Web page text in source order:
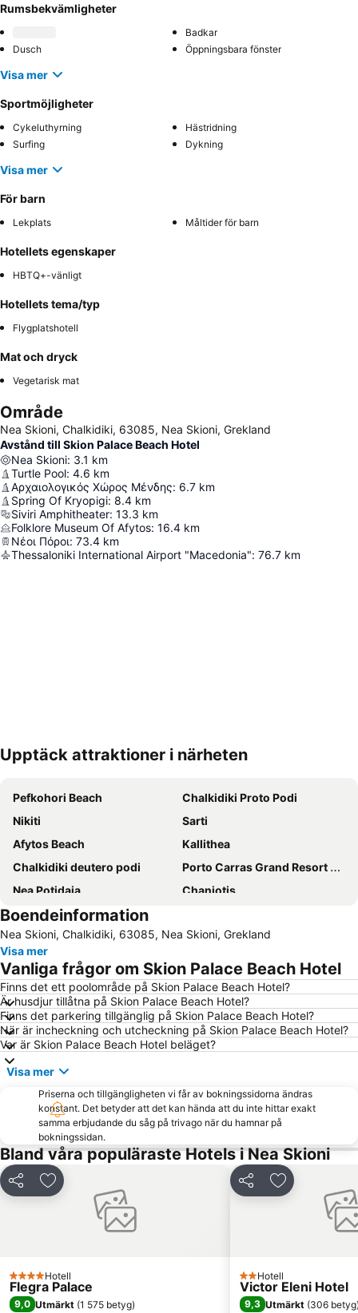
Rumsbekvämligheter
Badkar
Dusch
Öppningsbara fönster
Visa mer
Sportmöjligheter
Cykeluthyrning
Hästridning
Surfing
Dykning
Visa mer
För barn
Lekplats Måltider för barn
Hotellets egenskaper
HBTQ+-vänligt
Hotellets tema/typ
Flygplatshotell
Mat och dryck
Vegetarisk mat
Område
Nea Skioni, Chalkidiki, 63085, Nea Skioni, Grekland
Avstånd till Skion Palace Beach Hotel
Nea Skioni: 3.1 km
Turtle Pool: 4.6 km
Αρχαιολογικός Χώρος Μένδης: 6.7 km
Spring Of Kryopigi: 8.4 km
Siviri Amphitheater: 13.3 km
Folklore Museum Of Afytos: 16.4 km
Νέοι Πόροι: 73.4 km
Thessaloniki International Airport "Macedonia": 76.7 km
Förstora kartan
Upptäck attraktioner i närheten
Pefkohori Beach
Chalkidiki Proto Podi
Nikiti
Sarti
Afytos Beach
Kallithea
Chalkidiki deutero podi
Porto Carras Grand Resort Golf Club
Nea Potidaia
Chaniotis
Polychrono beach
Siviri
Afytos
Kalogria Beach
Possidi
Lagomandra
Zeus
Neos Marmaras
Paradisos
Karidi
Haniotis Melathron
Kriopigi
Traditional Settlement of Nikiti
Nea Plagia
Porto Karras 1
Marina Porto Carras
Gerakini
Panagia Vourvourou
Elani
Porto Karras 2
Ormos Panagias
Port of Ormos Panagias
Boendeinformation
Nea Skioni, Chalkidiki, 63085, Nea Skioni, Grekland
Visa mer
Vanliga frågor om Skion Palace Beach Hotel
Finns det ett poolområde på Skion Palace Beach Hotel?
Är husdjur tillåtna på Skion Palace Beach Hotel?
Finns det parkering tillgänglig på Skion Palace Beach Hotel?
När är incheckning och utcheckning på Skion Palace Beach Hotel?
Var är Skion Palace Beach Hotel beläget?
Visa mer
Priserna och tillgängligheten vi får av bokningssidorna ändras
konstant. Det betyder att det kan hända att du inte hittar exakt
samma erbjudande du såg på trivago när du hamnar på
bokningssidan.
Bland våra populäraste Hotels i Nea Skioni
Dela Lägg till i Mina Favoriter
4 Stjärnor
Hotell
Flegra Palace
9,0 Utmärkt (1 575 betyg)
Dela Lägg till i
2 Stjärnor
Hotell
Victor Eleni Hotel
9,3 Utmärkt (306 betyg